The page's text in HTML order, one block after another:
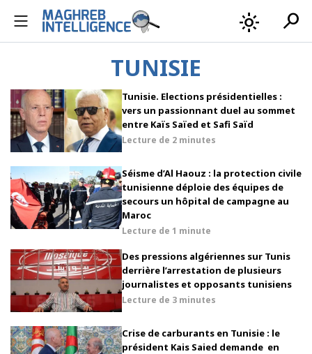
light_mode search
TUNISIE
Tunisie. Elections présidentielles :
vers un passionnant duel au sommet
entre Kaïs Saïed et Safi Saïd
Lecture de 2 minutes
Séisme d’Al Haouz : la protection civile
tunisienne déploie des équipes de
secours un hôpital de campagne au
Maroc
Lecture de 1 minute
Des pressions algériennes sur Tunis
derrière l’arrestation de plusieurs
journalistes et opposants tunisiens
Lecture de 3 minutes
Crise de carburants en Tunisie : le
président Kais Saied demande en